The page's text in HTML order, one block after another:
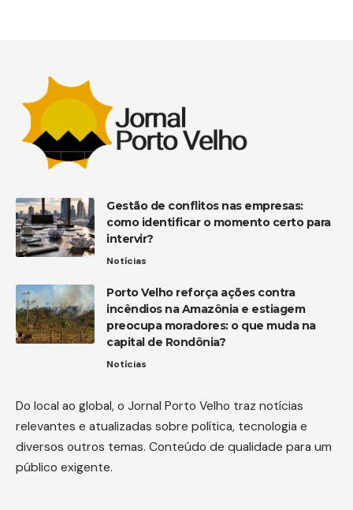
Gestão de conflitos nas empresas:
como identificar o momento certo para
intervir?
Notícias
Porto Velho reforça ações contra
incêndios na Amazônia e estiagem
preocupa moradores: o que muda na
capital de Rondônia?
Notícias
Do local ao global, o Jornal Porto Velho traz notícias
relevantes e atualizadas sobre política, tecnologia e
diversos outros temas. Conteúdo de qualidade para um
público exigente.